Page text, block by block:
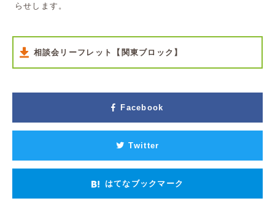
らせします。
相談会リーフレット【関東ブロック】
Facebook
Twitter
はてなブックマーク